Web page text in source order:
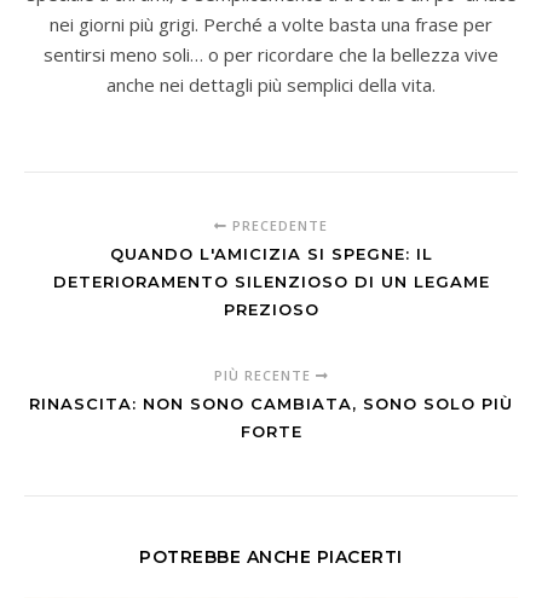
nei giorni più grigi. Perché a volte basta una frase per
sentirsi meno soli… o per ricordare che la bellezza vive
anche nei dettagli più semplici della vita.
PRECEDENTE
QUANDO L'AMICIZIA SI SPEGNE: IL
DETERIORAMENTO SILENZIOSO DI UN LEGAME
PREZIOSO
PIÙ RECENTE
RINASCITA: NON SONO CAMBIATA, SONO SOLO PIÙ
FORTE
POTREBBE ANCHE PIACERTI